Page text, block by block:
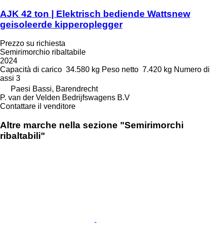
AJK 42 ton | Elektrisch bediende Wattsnew
geisoleerde kipperoplegger
Prezzo su richiesta
Semirimorchio ribaltabile
2024
Capacità di carico 34.580 kg Peso netto 7.420 kg Numero di
assi 3
Paesi Bassi, Barendrecht
P. van der Velden Bedrijfswagens B.V
Contattare il venditore
Altre marche nella sezione "Semirimorchi
ribaltabili"